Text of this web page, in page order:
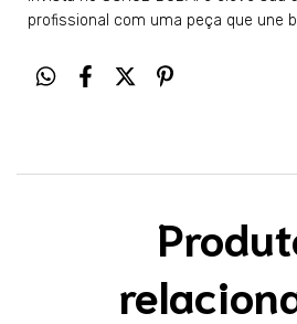
profissional com uma peça que une